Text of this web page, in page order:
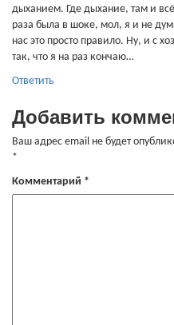
дыханием. Где дыхание, там и
раза была в шоке, мол, я и не
нас это просто правило. Ну, и с
так, что я на раз кончаю…
Ответить
Добавить
Ваш адрес email не будет
*
Комментарий *